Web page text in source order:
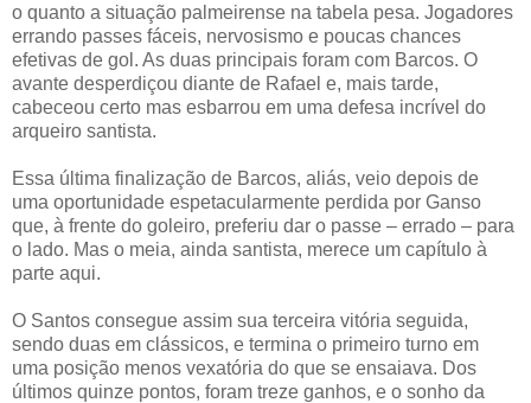
o quanto a situação palmeirense na tabela pesa. Jogadores
errando passes fáceis, nervosismo e poucas chances
efetivas de gol. As duas principais foram com Barcos. O
avante desperdiçou diante de Rafael e, mais tarde,
cabeceou certo mas esbarrou em uma defesa incrível do
arqueiro santista.
Essa última finalização de Barcos, aliás, veio depois de
uma oportunidade espetacularmente perdida por Ganso
que, à frente do goleiro, preferiu dar o passe – errado – para
o lado. Mas o meia, ainda santista, merece um capítulo à
parte aqui.
O Santos consegue assim sua terceira vitória seguida,
sendo duas em clássicos, e termina o primeiro turno em
uma posição menos vexatória do que se ensaiava. Dos
últimos quinze pontos, foram treze ganhos, e o sonho da